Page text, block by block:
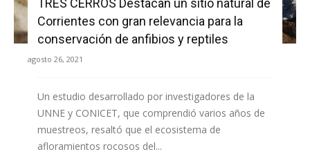
Corrientes con gran relevancia para la
conservación de anfibios y reptiles
agosto 26, 2021
Un estudio desarrollado por investigadores de la
UNNE y CONICET, que comprendió varios años de
muestreos, resaltó que el ecosistema de
afloramientos rocosos del...